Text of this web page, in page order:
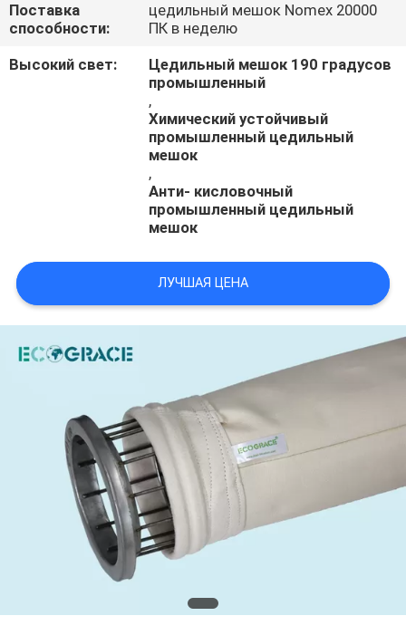
Поставка
способности:
цедильный мешок Nomex 20000
ПК в неделю
Высокий свет:
Цедильный мешок 190 градусов
промышленный
,
Химический устойчивый
промышленный цедильный
мешок
,
Анти- кисловочный
промышленный цедильный
мешок
ЛУЧШАЯ ЦЕНА